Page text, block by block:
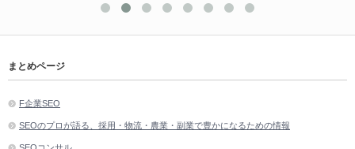
まとめページ
F企業SEO
SEOのプロが語る、採用・物流・農業・副業で豊かになるための情報